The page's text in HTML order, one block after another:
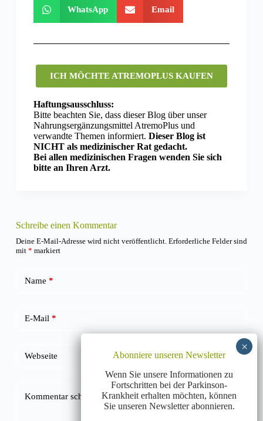
WhatsApp Email
ICH MÖCHTE ATREMOPLUS KAUFEN
Haftungsausschluss:
Bitte beachten Sie, dass dieser Blog über unser
Nahrungsergänzungsmittel AtremoPlus und
verwandte Themen informiert. Dieser Blog ist
NICHT als medizinischer Rat gedacht.
Bei allen medizinischen Fragen wenden Sie sich
bitte an Ihren Arzt.
Schreibe einen Kommentar
Deine E-Mail-Adresse wird nicht veröffentlicht. Erforderliche Felder sind
mit * markiert
Name *
E-Mail *
Webseite
Kommentar schreiben*
Abonniere unseren Newsletter
Wenn Sie unsere Informationen zu
Fortschritten bei der Parkinson-
Krankheit erhalten möchten, können
Sie unseren Newsletter abonnieren.